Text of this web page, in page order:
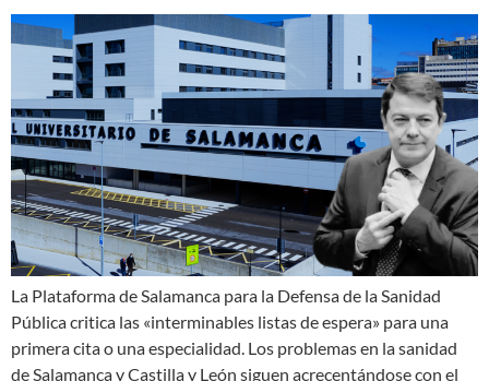
La Plataforma de Salamanca para la Defensa de la Sanidad
Pública critica las «interminables listas de espera» para una
primera cita o una especialidad. Los problemas en la sanidad
de Salamanca y Castilla y León siguen acrecentándose con el